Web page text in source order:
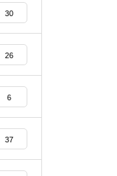
30
26
6
37